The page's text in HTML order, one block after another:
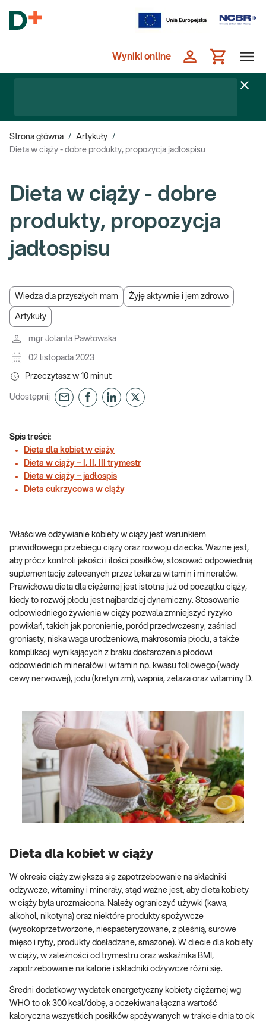
Wyniki online
Strona główna / Artykuły /
Dieta w ciąży - dobre produkty, propozycja jadłospisu
Dieta w ciąży - dobre
produkty, propozycja
jadłospisu
Wiedza dla przyszłych mam Żyję aktywnie i jem zdrowo
Artykuły
mgr Jolanta Pawłowska
02 listopada 2023
Przeczytasz w 10 minut
Udostępnij
Spis treści:
Dieta dla kobiet w ciąży
Dieta w ciąży – I, II, III trymestr
Dieta w ciąży – jadłospis
Dieta cukrzycowa w ciąży
Właściwe odżywianie kobiety w ciąży jest warunkiem
prawidłowego przebiegu ciąży oraz rozwoju dziecka. Ważne jest,
aby prócz kontroli jakości i ilości posiłków, stosować odpowiednią
suplementację zalecanych przez lekarza witamin i minerałów.
Prawidłowa dieta dla ciężarnej jest istotna już od początku ciąży,
kiedy to rozwój płodu jest najbardziej dynamiczny. Stosowanie
odpowiedniego żywienia w ciąży pozwala zmniejszyć ryzyko
powikłań, takich jak poronienie, poród przedwczesny, zaśniad
groniasty, niska waga urodzeniowa, makrosomia płodu, a także
komplikacji wynikających z braku dostarczenia płodowi
odpowiednich minerałów i witamin np. kwasu foliowego (wady
cewy nerwowej), jodu (kretynizm), wapnia, żelaza oraz witaminy D.
Dieta dla kobiet w ciąży
W okresie ciąży zwiększa się zapotrzebowanie na składniki
odżywcze, witaminy i minerały, stąd ważne jest, aby dieta kobiety
w ciąży była urozmaicona. Należy ograniczyć używki (kawa,
alkohol, nikotyna) oraz niektóre produkty spożywcze
(wysokoprzetworzone, niespasteryzowane, z pleśnią, surowe
mięso i ryby, produkty dosładzane, smażone). W diecie dla kobiety
w ciąży, w zależności od trymestru oraz wskaźnika BMI,
zapotrzebowanie na kalorie i składniki odżywcze różni się.
Średni dodatkowy wydatek energetyczny kobiety ciężarnej wg
WHO to ok 300 kcal/dobę, a oczekiwana łączna wartość
kaloryczna wszystkich posiłków spożywanych w trakcie dnia to ok